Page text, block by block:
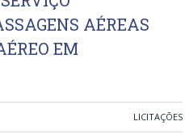
AÉREAS
EM
LICITAÇÕES